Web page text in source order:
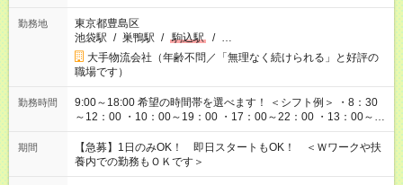
勤務地
東京都豊島区
池袋駅 / 巣鴨駅 / 駒込駅 / …
大手物流会社（年齢不問／「無理なく続けられる」と好評の
職場です）
勤務時間
9:00～18:00 希望の時間帯を選べます！ ＜シフト例＞ ・8：30
～12：00 ・10：00～19：00 ・17：00～22：00 ・13：00～
22：00 ・22：00～翌6：00 など
期間
【急募】1日のみOK！ 即日スタートもOK！ ＜Ｗワークや扶
養内での勤務もＯＫです＞